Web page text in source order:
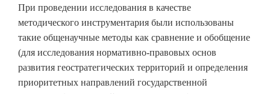
При проведении исследования в качестве
методического инструментария были использованы
такие общенаучные методы как сравнение и обобщение
(для исследования нормативно-правовых основ
развития геостратегических территорий и определения
приоритетных направлений государственной